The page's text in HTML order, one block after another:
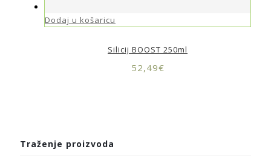
Dodaj u košaricu
Silicij BOOST 250ml
52,49€
Traženje proizvoda